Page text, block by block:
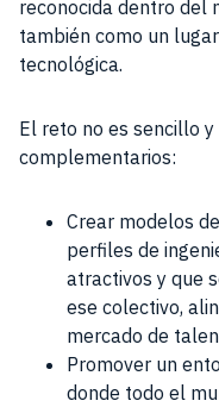
reconocida dentro del
también como un
tecnológica.
El reto no es sencillo
complementarios:
Crear modelos
perfiles de
atractivos y que
ese colectivo,
mercado de
Promover un
donde todo el